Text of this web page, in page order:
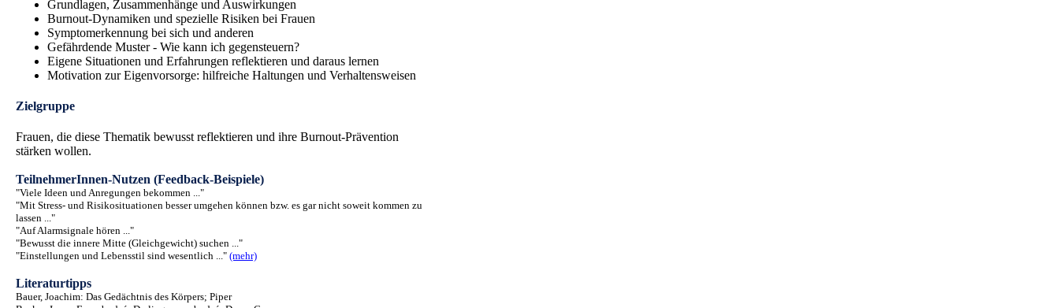
Grundlagen, Zusammenhänge und Auswirkungen
Burnout-Dynamiken und spezielle Risiken bei Frauen
Symptomerkennung bei sich und anderen
Gefährdende Muster - Wie kann ich gegensteuern?
Eigene Situationen und Erfahrungen reflektieren und daraus lernen
Motivation zur Eigenvorsorge: hilfreiche Haltungen und Verhaltensweisen
Zielgruppe
Frauen, die diese Thematik bewusst reflektieren und ihre Burnout-Prävention
stärken wollen.
TeilnehmerInnen-Nutzen (Feedback-Beispiele)
"Viele Ideen und Anregungen bekommen ..."
"Mit Stress- und Risikosituationen besser umgehen können bzw. es gar nicht soweit kommen zu
lassen ..."
"Auf Alarmsignale hören ..."
"Bewusst die innere Mitte (Gleichgewicht) suchen ..."
"Einstellungen und Lebensstil sind wesentlich ..." (mehr)
Literaturtipps
Bauer, Joachim: Das Gedächtnis des Körpers; Piper